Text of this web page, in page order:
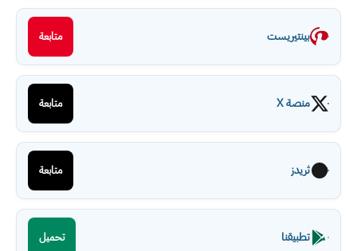
بينتيريست متابعة
منصة X متابعة
ثريدز متابعة
تطبيقنا تحميل